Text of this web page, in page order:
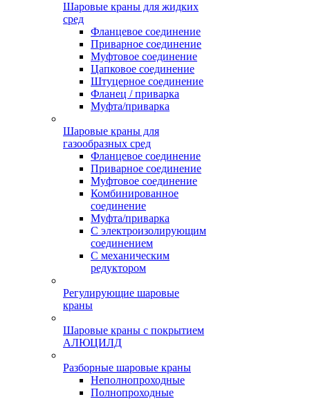
Шаровые краны для жидких
сред
Фланцевое соединение
Приварное соединение
Муфтовое соединение
Цапковое соединение
Штуцерное соединение
Фланец / приварка
Муфта/приварка
Шаровые краны для
газообразных сред
Фланцевое соединение
Приварное соединение
Муфтовое соединение
Комбинированное
соединение
Муфта/приварка
С электроизолирующим
соединением
С механическим
редуктором
Регулирующие шаровые
краны
Шаровые краны с покрытием
АЛЮЦИЛД
Разборные шаровые краны
Неполнопроходные
Полнопроходные